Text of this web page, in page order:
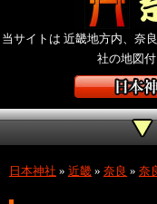
当サイトは 近畿地方内、奈
社の地図
日本神社 » 近畿 » 奈良 » 奈